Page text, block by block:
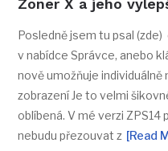
Posledně jsem tu psal
v nabídce Správce, anebo
nově umožňuje
zobrazení Je to velmi
oblíbená. V mé verzi ZPS14
nebudu přezouvat z [Read